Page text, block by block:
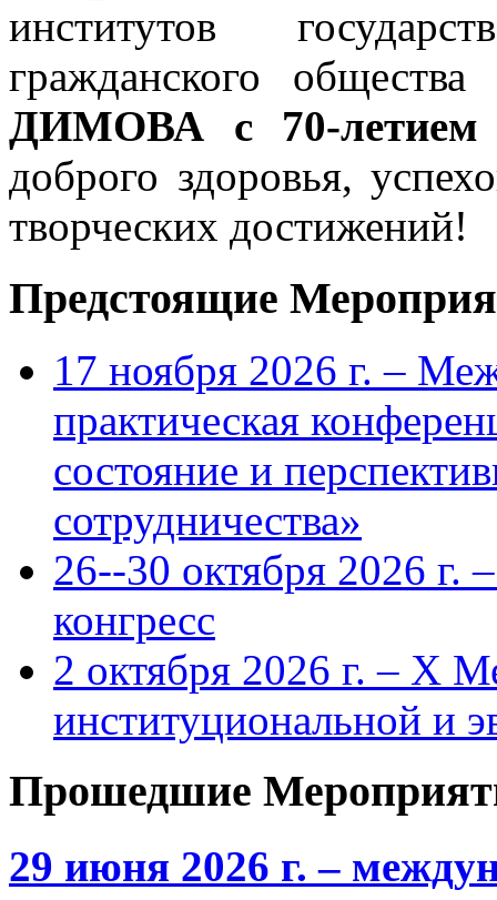
институтов
гражданского общества
ДИМОВА с 70-летием
доброго здоровья,
творческих достижений!
Предстоящие
17 ноября 2026 г. –
практическая
состояние и
сотрудничества»
26--30 октября 2026 г.
конгресс
2 октября 2026 г. – X
институциональной и
Прошедшие
29 июня 2026 г. –